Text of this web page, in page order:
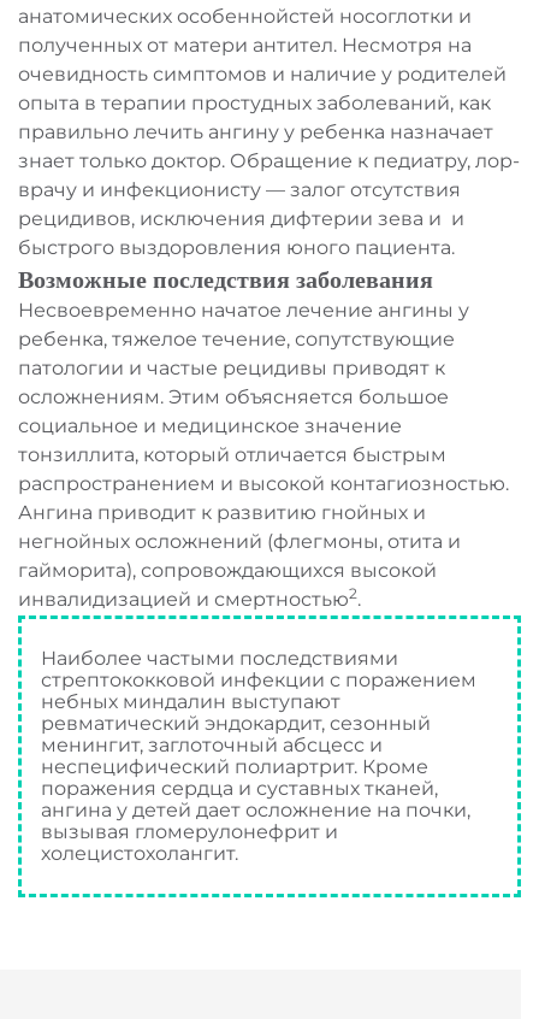
анатомических особеннойстей носоглотки и
полученных от матери антител. Несмотря на
очевидность симптомов и наличие у родителей
опыта в терапии простудных заболеваний, как
правильно лечить ангину у ребенка назначает
знает только доктор. Обращение к педиатру, лор-
врачу и инфекционисту — залог отсутствия
рецидивов, исключения дифтерии зева и и
быстрого выздоровления юного пациента.
Возможные последствия заболевания
Несвоевременно начатое лечение ангины у
ребенка, тяжелое течение, сопутствующие
патологии и частые рецидивы приводят к
осложнениям. Этим объясняется большое
социальное и медицинское значение
тонзиллита, который отличается быстрым
распространением и высокой контагиозностью.
Ангина приводит к развитию гнойных и
негнойных осложнений (флегмоны, отита и
гайморита), сопровождающихся высокой
инвалидизацией и смертностью2.
Наиболее частыми последствиями
стрептококковой инфекции с поражением
небных миндалин выступают
ревматический эндокардит, сезонный
менингит, заглоточный абсцесс и
неспецифический полиартрит. Кроме
поражения сердца и суставных тканей,
ангина у детей дает осложнение на почки,
вызывая гломерулонефрит и
холецистохолангит.